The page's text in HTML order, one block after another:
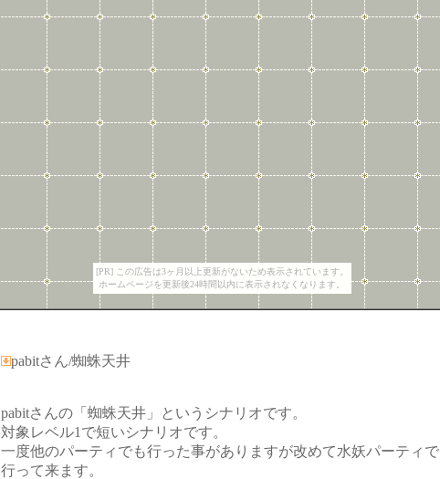
[PR] この広告は3ヶ月以上更新がないため表示されています。
ホームページを更新後24時間以内に表示されなくなります。
pabitさん/蜘蛛天井
pabitさんの「蜘蛛天井」というシナリオです。
対象レベル1で短いシナリオです。
一度他のパーティでも行った事がありますが改めて水妖パーティで
行って来ます。